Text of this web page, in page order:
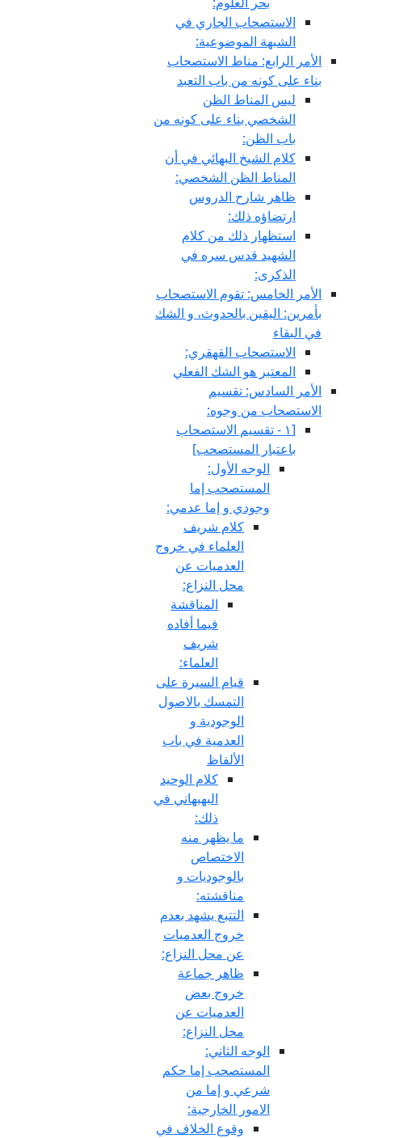
الاستصحاب الجاري في
الشبهة الموضوعية:
الأمر الرابع: مناط الاستصحاب
بناء على كونه من باب التعبد
ليس المناط الظن
الشخصي بناء على كونه من
باب الظن:
كلام الشيخ البهائي في أن
المناط الظن الشخصي:
ظاهر شارح الدروس
ارتضاؤه ذلك:
استظهار ذلك من كلام
الشهيد قدس سره في
الذكرى:
الأمر الخامس: تقوم الاستصحاب
بأمرين: اليقين بالحدوث، و الشك
في البقاء
الاستصحاب القهقري:
المعتبر هو الشك الفعلي
الأمر السادس: تقسيم
الاستصحاب من وجوه:
[١ - تقسيم الاستصحاب
باعتبار المستصحب‏]
الوجه الأول:
المستصحب إما
وجودي و إما عدمي:
كلام شريف
العلماء في خروج
العدميات عن
محل النزاع:
المناقشة
فيما أفاده
شريف
العلماء:
قيام السيرة على
التمسك بالاصول
الوجودية و
العدمية في باب
الألفاظ
كلام الوحيد
البهبهاني في
ذلك:
ما يظهر منه
الاختصاص
بالوجوديات و
مناقشته:
التتبع يشهد بعدم
خروج العدميات
عن محل النزاع:
ظاهر جماعة
خروج بعض
العدميات عن
محل النزاع:
الوجه الثاني:
المستصحب إما حكم
شرعي و إما من
الامور الخارجية:
وقوع الخلاف في